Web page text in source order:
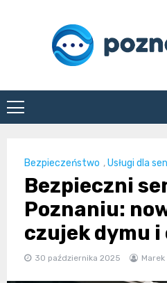
Bezpieczeństwo ,Usługi dla
Bezpieczni
Poznaniu:
czujek dymu i
30 października 2025